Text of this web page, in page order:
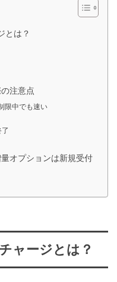
とは？
注意点
限中でも速い
オプションは新規受付
ャージとは？